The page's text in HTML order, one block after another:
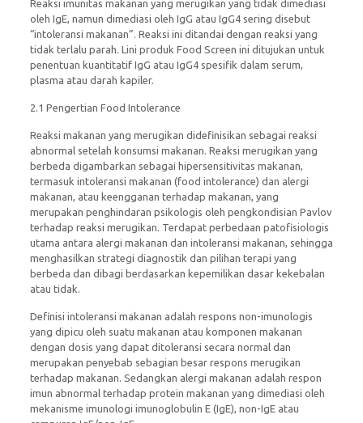
Reaksi imunitas makanan yang merugikan yang tidak dimediasi
oleh IgE, namun dimediasi oleh IgG atau IgG4 sering disebut
“intoleransi makanan”. Reaksi ini ditandai dengan reaksi yang
tidak terlalu parah. Lini produk Food Screen ini ditujukan untuk
penentuan kuantitatif IgG atau IgG4 spesifik dalam serum,
plasma atau darah kapiler.
2.1 Pengertian Food Intolerance
Reaksi makanan yang merugikan didefinisikan sebagai reaksi
abnormal setelah konsumsi makanan. Reaksi merugikan yang
berbeda digambarkan sebagai hipersensitivitas makanan,
termasuk intoleransi makanan (food intolerance) dan alergi
makanan, atau keengganan terhadap makanan, yang
merupakan penghindaran psikologis oleh pengkondisian Pavlov
terhadap reaksi merugikan. Terdapat perbedaan patofisiologis
utama antara alergi makanan dan intoleransi makanan, sehingga
menghasilkan strategi diagnostik dan pilihan terapi yang
berbeda dan dibagi berdasarkan kepemilikan dasar kekebalan
atau tidak.
Definisi intoleransi makanan adalah respons non-imunologis
yang dipicu oleh suatu makanan atau komponen makanan
dengan dosis yang dapat ditoleransi secara normal dan
merupakan penyebab sebagian besar respons merugikan
terhadap makanan. Sedangkan alergi makanan adalah respon
imun abnormal terhadap protein makanan yang dimediasi oleh
mekanisme imunologi imunoglobulin E (IgE), non-IgE atau